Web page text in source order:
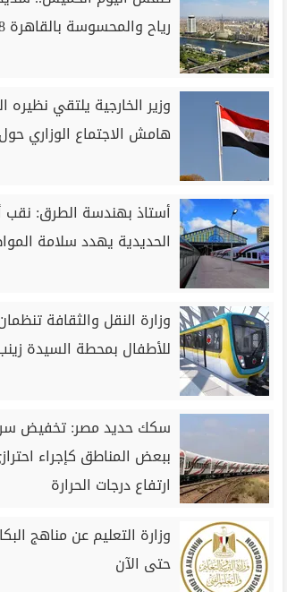
رياح والمحسوسة بالقاهرة 38
وزير الخارجية يلتقي
هامش الاجتماع الوزاري
أستاذ بهندسة الطرق:
الحديدية يهدد سلامة
وزارة النقل والثقافة
للأطفال بمحطة السيدة
سكك حديد مصر: تخفيض
ببعض المناطق كإجراء
ارتفاع درجات الحرارة
وزارة التعليم عن مناهج
حتى الآن